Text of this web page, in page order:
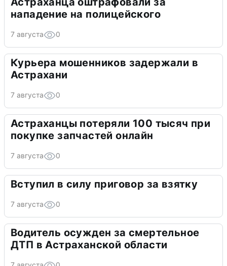
нападение на полицейского
7 августа 0
Курьера мошенников задержали в
Астрахани
7 августа 0
Астраханцы потеряли 100 тысяч при
покупке запчастей онлайн
7 августа 0
Вступил в силу приговор за взятку
7 августа 0
Водитель осужден за смертельное
ДТП в Астраханской области